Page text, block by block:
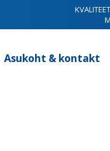
Asukoht & kontakt